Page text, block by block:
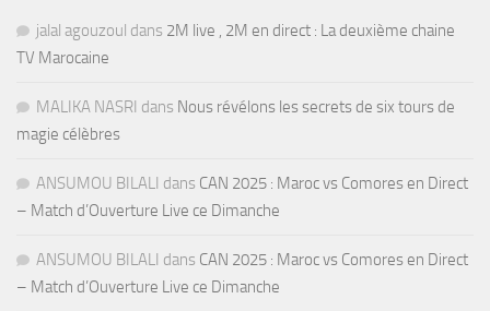
jalal agouzoul dans 2M live , 2M en direct : La deuxième chaine
TV Marocaine
MALIKA NASRI dans Nous révélons les secrets de six tours de
magie célèbres
ANSUMOU BILALI dans CAN 2025 : Maroc vs Comores en Direct
– Match d’Ouverture Live ce Dimanche
ANSUMOU BILALI dans CAN 2025 : Maroc vs Comores en Direct
– Match d’Ouverture Live ce Dimanche